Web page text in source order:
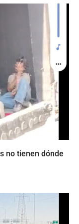
no tienen dónde